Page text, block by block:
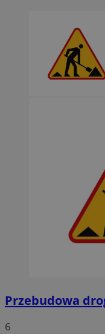
Przebudowa
6